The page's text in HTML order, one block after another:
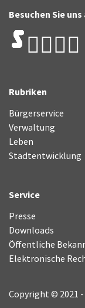
Besuchen Sie
Rubriken
Bürgerservice
Verwaltung
Leben
Stadtentwicklung
Service
Presse
Downloads
Öffentliche
Elektronische
Copyright © 2021